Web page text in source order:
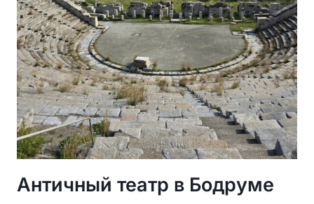
Античный театр в Бодруме